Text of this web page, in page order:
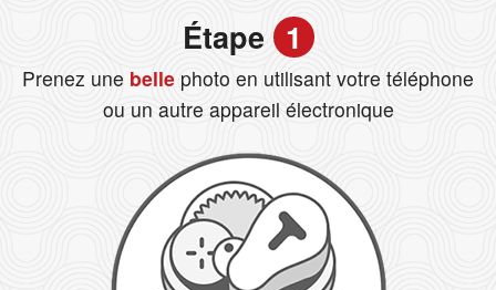
Étape 1
Prenez une belle photo en utilisant votre téléphone
ou un autre appareil électronique